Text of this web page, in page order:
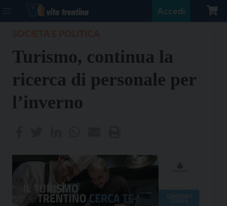
Accedi
Turismo, continua la
ricerca di personale per
l’inverno